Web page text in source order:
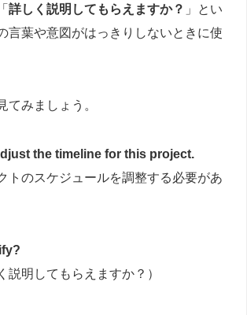
詳しく説明してもらえますか？ 」とい
言葉や意図がはっきりしないときに使
てみましょう。
the timeline for this project.
トのスケジュールを調整する必要があ
説明してもらえますか？）